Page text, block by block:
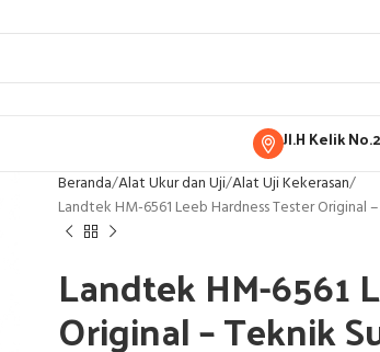
Jl.H Kelik
Beranda Alat Ukur dan Uji Alat Uji Kekerasan
Landtek HM-6561 Leeb Hardness Tester Original
Landtek HM-6561
Original – Teknik